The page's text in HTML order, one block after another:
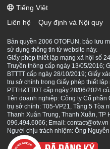
Tiếng Việt
Liên hệ
Quy định và Nội quy
Bản quyền 2006 OTOFUN, bảo lưu
sử dụng thông tin từ website này.
Giấy phép thiết lập mạng xã hội số
Truyền thông cấp ngày 13/05/2016;
BTTTT cấp ngày 28/10/2019; Giấy
trụ sở chính trong Giấy phép thiết
PTTH&TTĐT cấp ngày 28/06/2024
Tên doanh nghiệp: Công ty Cổ phần
trụ sở chính: T05-VP21, Tầng 5 Tòa
Thanh Xuân Trung, Thanh Xuân,
096.494.6066; Email: contact@otv.vn
Người chịu trách nhiệm: Ông